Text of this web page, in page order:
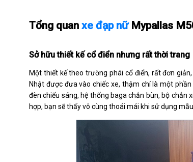
Tổng quan xe đạp nữMypallas
Sở hữu thiết kế cổ điển nhưng rất thời trang
Một thiết kế theo trường phái cổ điển, rất đơn
Nhật được đưa vào chiếc xe, thậm chí là một
đèn chiếu sáng, hệ thống baga chắn bùn, bộ chắn
hợp, bạn sẽ thấy vô cùng thoái mái khi sử dụng